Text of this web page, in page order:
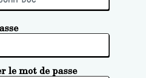
le mot de passe